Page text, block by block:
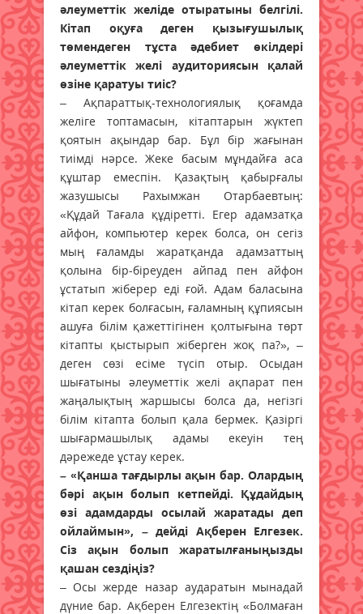
әлеуметтік желіде отыратыны белгілі.
Кітап оқуға деген қызығушылық
төмендеген тұста әдебиет өкілдері
әлеуметтік желі аудиториясын қалай
өзіне қаратуы тиіс?
– Ақпараттық-технологиялық қоғамда
желіге топтамасын, кітаптарын жүктеп
қоятын ақындар бар. Бұл бір жағынан
тиімді нәрсе. Жеке басым мұндайға аса
құштар емеспін. Қазақтың қабырғалы
жазушысы Рахымжан Отарбаевтың:
«Құдай Тағала құдіретті. Егер адамзатқа
айфон, компьютер керек болса, он сегіз
мың ғаламды жаратқанда адамзаттың
қолына бір-біреуден айпад пен айфон
ұстатып жіберер еді ғой. Адам баласына
кітап керек болғасын, ғаламның құпиясын
ашуға білім қажеттігінен қолтығына төрт
кітапты қыстырып жіберген жоқ па?», –
деген сөзі есіме түсіп отыр. Осыдан
шығатыны әлеуметтік желі ақпарат пен
жаңалықтың жаршысы болса да, негізгі
білім кітапта болып қала бермек. Қазіргі
шығармашылық адамы екеуін тең
дәрежеде ұстау керек.
– «Қанша тағдырлы ақын бар. Олардың
бәрі ақын болып кетпейді. Құдайдың
өзі адамдарды осылай жаратады деп
ойлаймын», – дейді Ақберен Елгезек.
Сіз ақын болып жаратылғаныңызды
қашан сездіңіз?
– Осы жерде назар аударатын мынадай
дүние бар. Ақберен Елгезектің «Болмаған